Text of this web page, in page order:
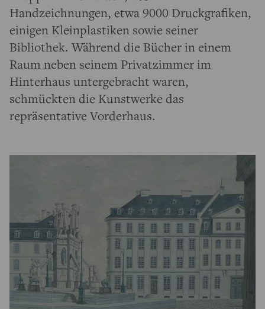
Handzeichnungen, etwa 9000 Druckgrafiken,
einigen Kleinplastiken sowie seiner
Bibliothek. Während die Bücher in einem
Raum neben seinem Privatzimmer im
Hinterhaus untergebracht waren,
schmückten die Kunstwerke das
repräsentative Vorderhaus.